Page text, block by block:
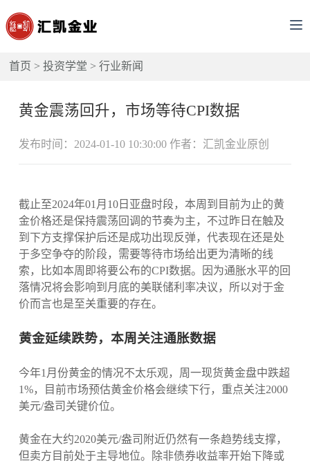
首页 >投资学堂 >行业新闻
黄金震荡回升，市场等待CPI数据
发布时间：2024-01-10 10:30:00 作者：汇凯金业原创
截止至2024年01月10日亚盘时段，本周到目前为止的黄
金价格还是保持震荡回调的节奏为主，不过昨日在触及
到下方支撑保护后还是成功出现反弹，代表现在还是处
于多空争夺的阶段，需要等待市场给出更为清晰的线
索，比如本周即将要公布的CPI数据。因为通胀水平的回
落情况将会影响到月底的美联储利率决议，所以对于金
价而言也是至关重要的存在。
黄金延续跌势，本周关注通胀数据
今年1月份黄金的情况不太乐观，周一现货黄金盘中跌超
1%，目前市场预估黄金价格会继续下行，重点关注2000
美元/盎司关键价位。
黄金在大约2020美元/盎司附近仍然有一条趋势线支撑，
但卖方目前处于主导地位。除非债券收益率开始下降或